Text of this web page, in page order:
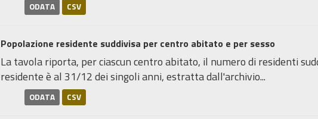
ODATA CSV
Popolazione residente suddivisa per centro abitato e per sesso
La tavola riporta, per ciascun centro abitato, il numero di residenti
residente è al 31/12 dei singoli anni, estratta dall'archivio...
ODATA CSV